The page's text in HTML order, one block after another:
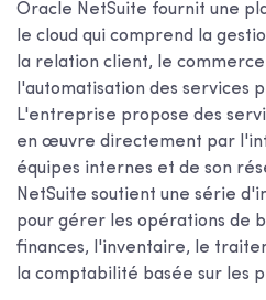
Oracle NetSuite fournit une
le cloud qui comprend la
la relation client, le
l'automatisation des services
L'entreprise propose des
en œuvre directement par
équipes internes et de son
NetSuite soutient une série
pour gérer les opérations de
finances, l'inventaire, le
la comptabilité basée sur les